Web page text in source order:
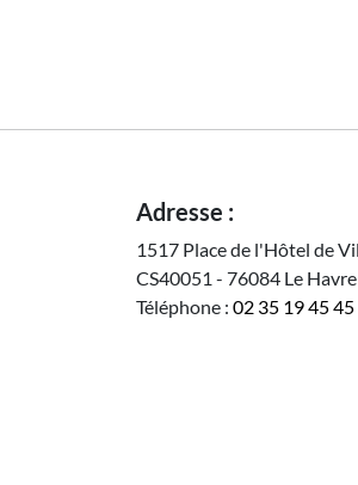
Adresse :
1517 Place de l'Hôtel de
CS40051 - 76084 Le
Téléphone : 02 35 19 45 45